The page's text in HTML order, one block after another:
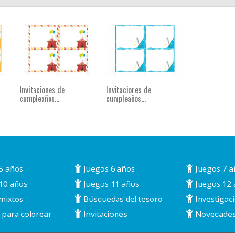
Invitaciones de
cumpleaños...
Invitaciones de
cumpleaños...
años Juegos 6 años
Juegos 7
años Juegos 11 años
Juegos 12
Búsquedas del tesoro
para colorear Invitaciones